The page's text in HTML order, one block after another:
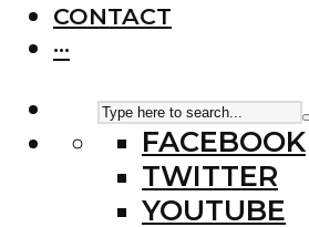
CONTACT
···
FACEBOOK
TWITTER
YOUTUBE